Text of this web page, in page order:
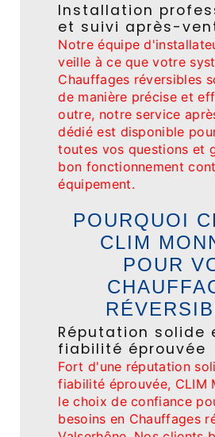
Installation
et suivi après-
Notre équipe
veille à ce que votre
Chauffages réversibles
de manière précise et
outre, notre service
dédié est disponible
toutes vos questions et
bon fonctionnement
équipement.
POURQUOI
CLIM
POUR
Réputation solide
fiabilité éprouvée
Fort d'une réputation
fiabilité éprouvée, CLIM
le choix de confiance
besoins en Chauffages